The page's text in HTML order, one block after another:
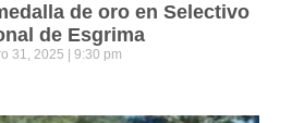
de oro en Selectivo
de Esgrima
31, 2025 9:30 pm